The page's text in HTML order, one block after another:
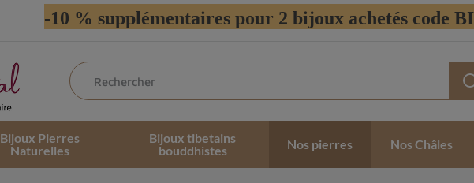
-10 % supplémentaires pour 2 bijoux achetés code
Bijoux Pierres
Naturelles
Bijoux tibetains
bouddhistes
Nos pierres Nos Châles